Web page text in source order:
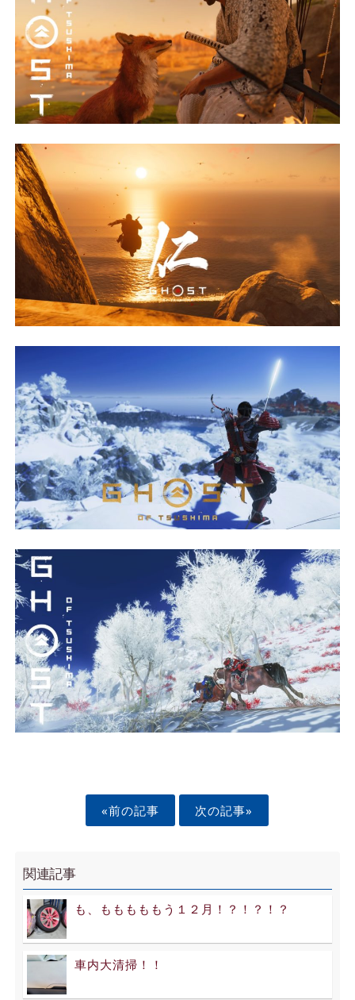
«前の記事 次の記事»
関連記事
も、もももももう１２月！？！？！？
車内大清掃！！